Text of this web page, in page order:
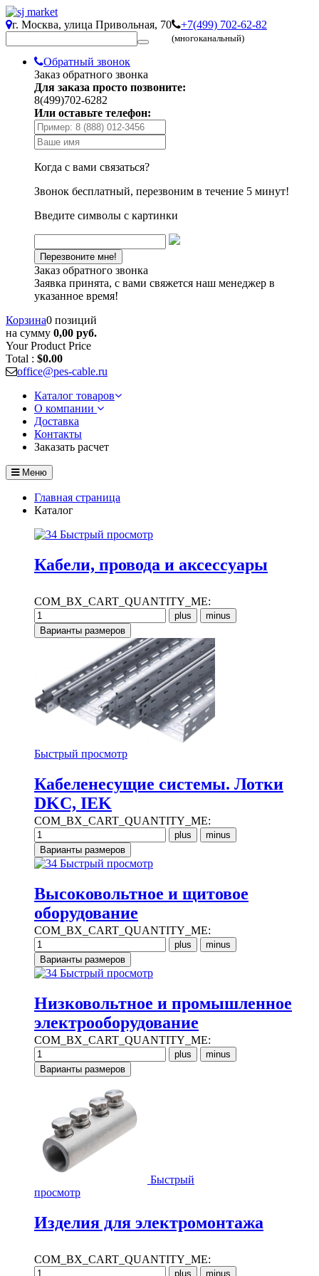
г. Москва, улица Привольная, 70 +7(499) 702-62-82
(многоканальный)
Обратный звонок
Заказ обратного звонка
Для заказа просто позвоните:
8(499)702-6282
Или оставьте телефон:
Когда с вами связаться?
Звонок бесплатный, перезвоним в течение 5 минут!
Введите символы с картинки
Заказ обратного звонка
Заявка принята, с вами свяжется наш менеджер в
указанное время!
Корзина0 позиций
на сумму 0,00 руб.
Your Product Price
Total : $0.00
office@pes-cable.ru
Каталог товаров
О компании
Доставка
Контакты
Заказать расчет
Меню
Главная страница
Каталог
Быстрый просмотр
Кабели, провода и аксессуары
COM_BX_CART_QUANTITY_ME:
Быстрый просмотр
Кабеленесущие системы. Лотки
DKC, IEK
COM_BX_CART_QUANTITY_ME:
Быстрый просмотр
Высоковольтное и щитовое
оборудование
COM_BX_CART_QUANTITY_ME:
Быстрый просмотр
Низковольтное и промышленное
электрооборудование
COM_BX_CART_QUANTITY_ME:
Быстрый
просмотр
Изделия для электромонтажа
COM_BX_CART_QUANTITY_ME: